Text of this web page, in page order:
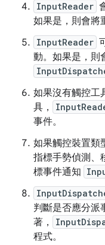
InputReader
如果是，則會將
InputReader
動。如果是，則
如果沒有觸控工
具，
事件。
如果觸控裝置類
指標手勢偵測、
標事件通知
判斷是否應分派
著，
程式。